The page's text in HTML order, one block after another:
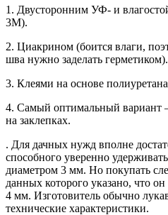
1. Двусторонним УФ- и
3М).
2. Циакрином (боится влаги,
шва нужно заделать герметиком).
3. Клеями на основе
4. Самый оптимальный вариант
на заклепках.
. Для дачных нужд вполне
способного уверенно
диаметром 3 мм. Но покупать
данных которого указано, что
4 мм. Изготовитель обычно
технические характеристики.